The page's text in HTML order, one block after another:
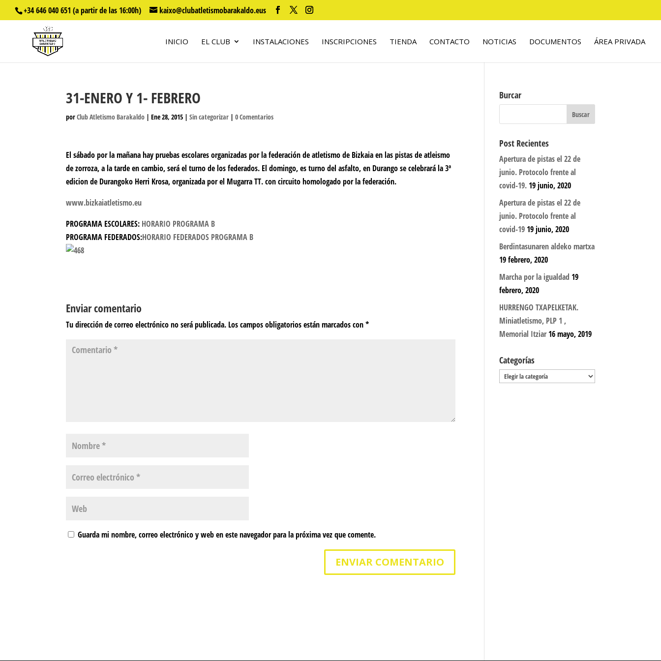
+34 646 040 651 (a partir de las 16:00h) kaixo@clubatletismobarakaldo.eus
INICIO EL CLUB INSTALACIONES INSCRIPCIONES TIENDA CONTACTO NOTICIAS DOCUMENTOS ÁREA PRIVADA
31-ENERO Y 1- FEBRERO
porClub Atletismo Barakaldo |Ene 28, 2015 |Sin categorizar |0 Comentarios
El sábado por la mañana hay pruebas escolares organizadas por la federación de atletismo de Bizkaia en las pistas de atleismo
de zorroza, a la tarde en cambio, será el turno de los federados. El domingo, es turno del asfalto, en Durango se celebrará la 3ª
edicion de Durangoko Herri Krosa, organizada por el Mugarra TT. con circuito homologado por la federación.
www.bizkaiatletismo.eu
PROGRAMA ESCOLARES: HORARIO PROGRAMA B
PROGRAMA FEDERADOS:HORARIO FEDERADOS PROGRAMA B
Enviar comentario
Tu dirección de correo electrónico no será publicada. Los campos obligatorios están marcados con*
Guarda mi nombre, correo electrónico y web en este navegador para la próxima vez que comente.
Burcar
Post Recientes
Apertura de pistas el 22 de
junio. Protocolo frente al
covid-19. 19 junio, 2020
Apertura de pistas el 22 de
junio. Protocolo frente al
covid-19 19 junio, 2020
Berdintasunaren aldeko martxa
19 febrero, 2020
Marcha por la igualdad 19
febrero, 2020
HURRENGO TXAPELKETAK.
Miniatletismo, PLP 1 ,
Memorial Itziar 16 mayo, 2019
Categorías
Categorías